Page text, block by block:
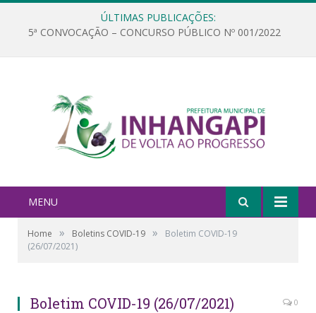
ÚLTIMAS PUBLICAÇÕES:
5ª CONVOCAÇÃO – CONCURSO PÚBLICO Nº 001/2022
MENU
Home » Boletins COVID-19 »
Boletim COVID-19
(26/07/2021)
Boletim COVID-19 (26/07/2021) 0